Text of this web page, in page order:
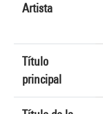
Artista
Título
principal